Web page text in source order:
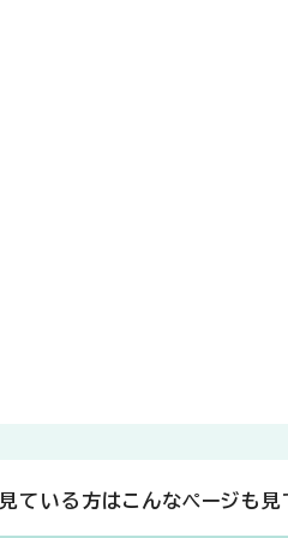
ている方はこんなページも見